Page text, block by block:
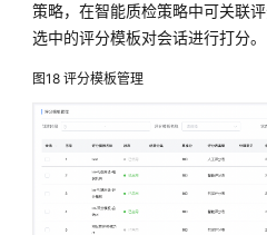
策略，在智能质检策略中可关联
选中的评分模板对会话进行打分。
图18 评分模板管理